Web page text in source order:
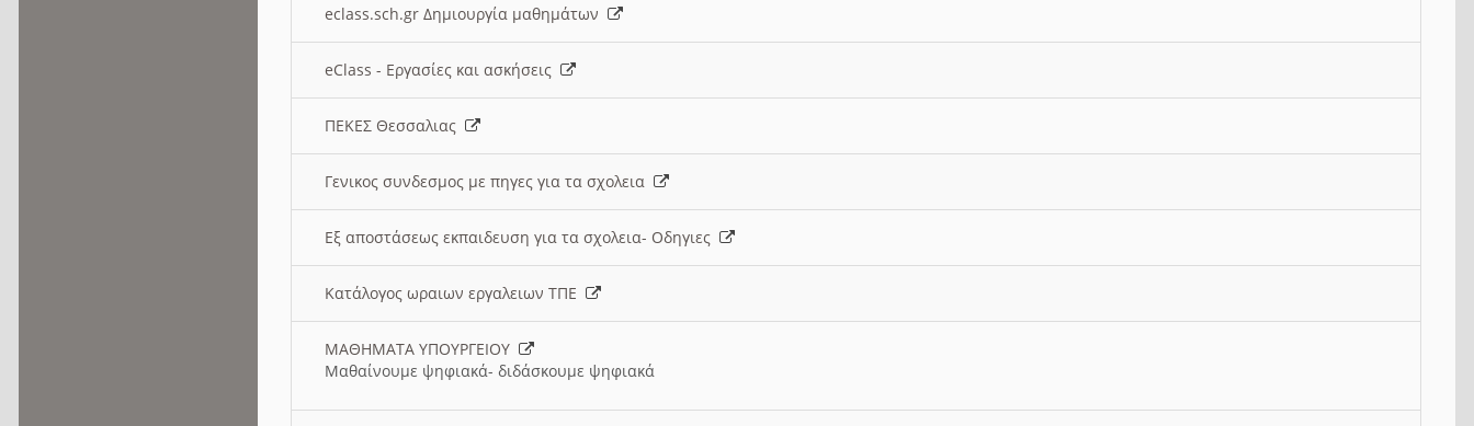
eclass.sch.gr Δημιουργία μαθημάτων
eClass - Εργασίες και ασκήσεις
ΠΕΚΕΣ Θεσσαλιας
Γενικος συνδεσμος με πηγες για τα σχολεια
Εξ αποστάσεως εκπαιδευση για τα σχολεια- Οδηγιες
Κατάλογος ωραιων εργαλειων ΤΠΕ
ΜΑΘΗΜΑΤΑ ΥΠΟΥΡΓΕΙΟΥ
Μαθαίνουμε ψηφιακά- διδάσκουμε ψηφιακά